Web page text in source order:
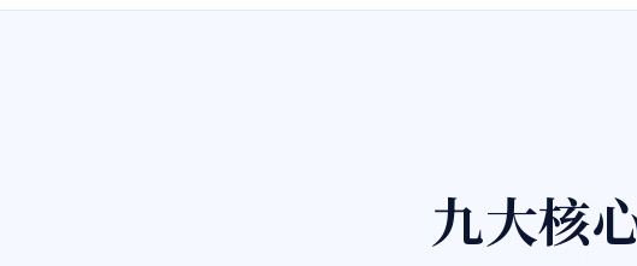
九大核